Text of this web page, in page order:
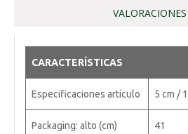
CARACTERÍSTICAS
Especificaciones artículo 5 cm /
Packaging: alto (cm) 41